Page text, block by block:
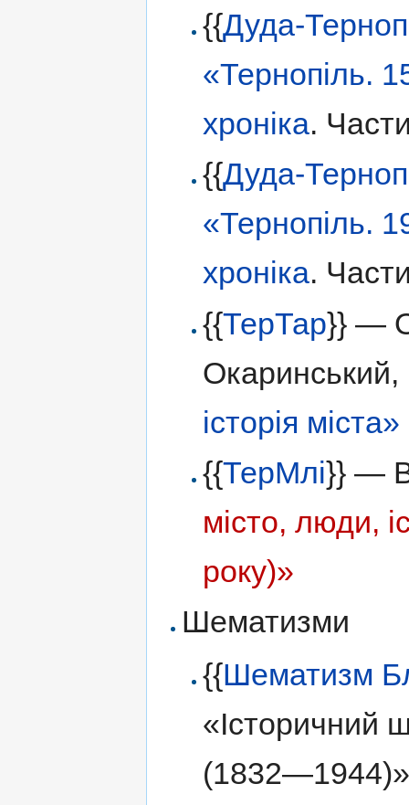
{{Дуда-
«Тернопіль.
хроніка.
{{Дуда-
«Тернопіль.
хроніка.
{{ТерТар}} —
Окаринський,
історія міста»
{{ТерМлі}} —
місто, люди,
року)»
Шематизми
{{Шематизм
«Історичний
(1832—1944)»